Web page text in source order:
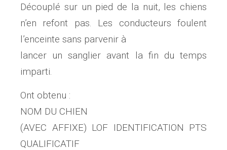
Découplé sur un pied de la nuit, les chiens
n’en refont pas. Les conducteurs foulent
l’enceinte sans parvenir à
lancer un sanglier avant la fin du temps
imparti.
Ont obtenu :
NOM DU CHIEN
(AVEC AFFIXE) LOF IDENTIFICATION PTS
QUALIFICATIF